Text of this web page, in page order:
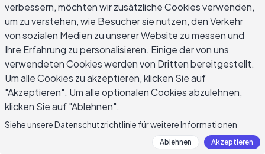
in Gespräche verwandeln, die sich echt,
aufschlussreich und zielgerichtet anfühlen. Der
Unterschied zwischen Dialogen, die authentisch
wirken, und Sätzen, die flach fallen, liegt oft an
einigen Handwerksprinzipien, die erfahrene
Autoren konsequent anwenden. Dieser
Leitfaden behandelt die praktischsten Techniken
Fallstricken, die selbst erfahrene Schriftsteller
straucheln lassen – damit deine Charaktere mit
verbessern, möchten wir zusätzliche Cookies verwenden,
um zu verstehen, wie Besucher sie nutzen, den Verkehr
von sozialen Medien zu unserer Website zu messen und
Ihre Erfahrung zu personalisieren. Einige der von uns
verwendeten Cookies werden von Dritten bereitgestellt.
Um alle Cookies zu akzeptieren, klicken Sie auf
"Akzeptieren". Um alle optionalen Cookies abzulehnen,
klicken Sie auf "Ablehnen".
Siehe unsereDatenschutzrichtlinie für weitere Informationen
Ablehnen Akzeptieren